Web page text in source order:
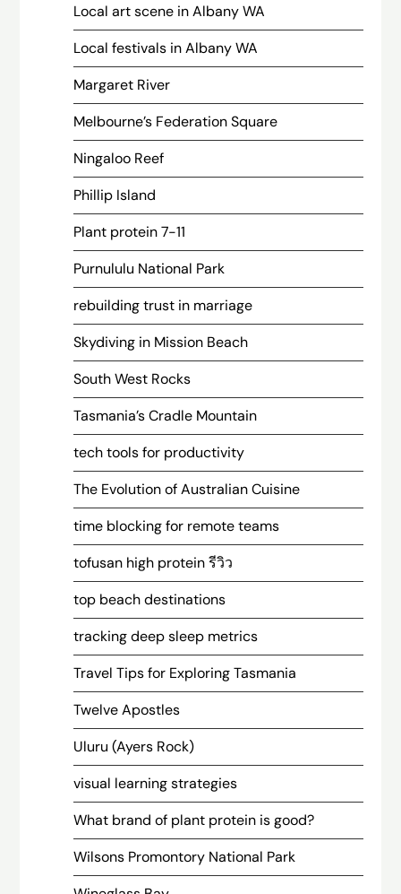
Local art scene in Albany WA
Local festivals in Albany WA
Margaret River
Melbourne’s Federation Square
Ningaloo Reef
Phillip Island
Plant protein 7-11
Purnululu National Park
rebuilding trust in marriage
Skydiving in Mission Beach
South West Rocks
Tasmania’s Cradle Mountain
tech tools for productivity
The Evolution of Australian Cuisine
time blocking for remote teams
tofusan high protein รีวิว
top beach destinations
tracking deep sleep metrics
Travel Tips for Exploring Tasmania
Twelve Apostles
Uluru (Ayers Rock)
visual learning strategies
What brand of plant protein is good?
Wilsons Promontory National Park